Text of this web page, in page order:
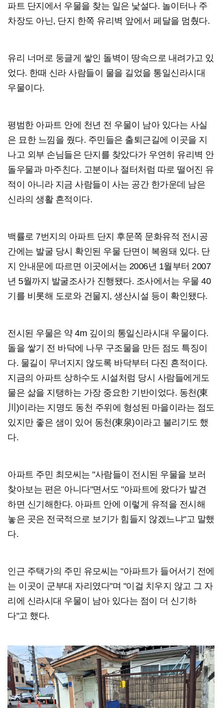
파트 단지에서 우물을 찾는 일은 낯설다. 놀이터나 주
차장도 아닌, 단지 한쪽 유리벽 앞에서 페달을 멈췄다.
유리 너머로 둥글게 쌓인 돌벽이 땅속으로 내려가고 있
었다. 한때 신라 사람들이 물을 길었을 통일신라시대
우물이다.
평범한 아파트 안에 천년 전 우물이 남아 있다는 사실
은 묘한 느낌을 줬다. 주민들은 출퇴근길에 이곳을 지
나고 외부 손님들은 단지를 찾았다가 우연히 유리벽 안
돌우물과 마주친다. 고분이나 절터처럼 따로 떨어진 유
적이 아니라 지금 사람들이 사는 공간 한가운데 남은
신라의 생활 흔적이다.
백률로 7번지의 아파트 단지 후문쪽 문화유적 전시공
간에는 발굴 당시 확인된 우물 단면이 복원돼 있다. 단
지 안내문에 따르면 이곳에서는 2006년 1월부터 2007
년 5월까지 발굴조사가 진행됐다. 조사에서는 우물 40
기를 비롯해 도로와 건물지, 생산시설 등이 확인됐다.
전시된 우물은 약 4m 깊이의 통일신라시대 우물이다.
돌을 쌓기 전 바닥에 나무 구조물을 만든 점도 특징이
다. 물길이 무너지지 않도록 바닥부터 다진 흔적이다.
지금의 아파트 상하수도 시설처럼 당시 사람들에게도
물은 삶을 지탱하는 가장 중요한 기반이었다. 동천(東
川)이라는 지명도 동천 주위에 형성된 마을이라는 점도
있지만 좋은 샘이 있어 동천(東泉)이라고 불리기도 했
다.
아파트 주민 최모씨는 "사람들이 전시된 우물을 보러
찾아보는 편은 아니다"면서도 "아파트에 왔다가 발견
하면 신기해한다. 아파트 안에 이렇게 유적을 전시해
놓은 곳은 전국적으로 보기가 힘들지 않겠느냐"고 말했
다.
인근 주택가의 주민 유모씨는 "아파트가 들어서기 전에
는 이곳이 군부대 자리였다"며 "이걸 치우지 않고 그 자
리에 신라시대 우물이 남아 있다는 점이 더 신기하
다"고 했다.